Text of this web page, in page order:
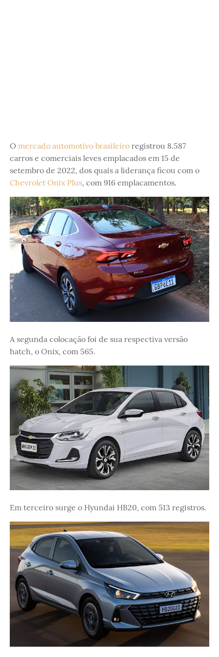
O mercado automotivo brasileiro registrou 8.587
carros e comerciais leves emplacados em 15 de
setembro de 2022, dos quais a liderança ficou com o
Chevrolet Onix Plus, com 916 emplacamentos.
A segunda colocação foi de sua respectiva versão
hatch, o Onix, com 565.
Em terceiro surge o Hyundai HB20, com 513 registros.